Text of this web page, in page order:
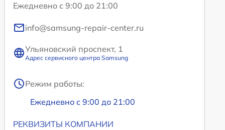
Ежедневно с 9:00 до 21:00
info@samsung-repair-center.ru
Ульяновский проспект, 1
Адрес сервисного центра Samsung
Режим работы:
Ежедневно с 9:00 до 21:00
РЕКВИЗИТЫ КОМПАНИИ